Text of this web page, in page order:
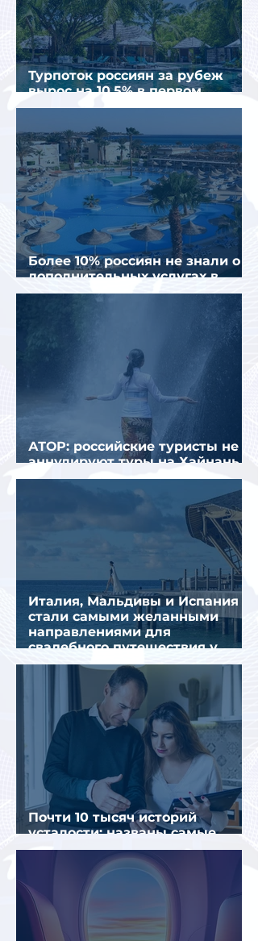
Турпоток россиян за рубеж
вырос на 10,5% в первом
полугодии 2026 года
Более 10% россиян не знали о
дополнительных услугах в
отелях
АТОР: российские туристы не
аннулируют туры на Хайнань
из-за тайфуна «Дельфин»
Италия, Мальдивы и Испания
стали самыми желанными
направлениями для
свадебного путешествия у
россиян
Почти 10 тысяч историй
усталости: названы самые
уставшие россияне